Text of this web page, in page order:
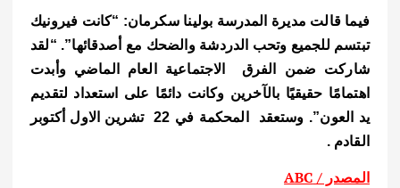
فيما قالت مديرة المدرسة بولينا سكرمان: “كانت فيرونيك
تبتسم للجميع وتحب الدردشة والضحك مع أصدقائها”. “لقد
شاركت ضمن الفرق الاجتماعية العام الماضي وأبدت
اهتمامًا حقيقيًا بالآخرين وكانت دائمًا على استعداد لتقديم
يد العون”. وستعقد
المحكمة في 22 تشرين الاول أكتوبر
القادم .
المصدر / ABC